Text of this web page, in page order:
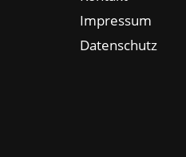
Impressum
Datenschutz